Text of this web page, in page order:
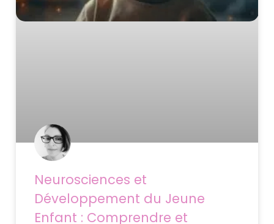
Neurosciences et
Développement du Jeune
Enfant : Comprendre et